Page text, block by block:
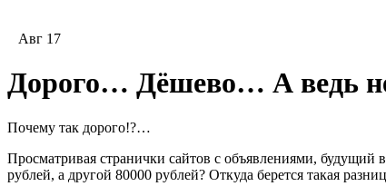
Авг 17
Дорого… Дёшево… А ведь
Почему так дорого!?…
Просматривая странички сайтов с объявлениями,
рублей, а другой 80000 рублей? Откуда берется такая